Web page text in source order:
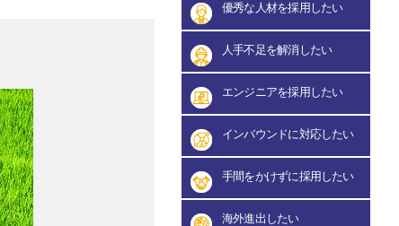
優秀な人材を採用したい
人手不足を解消したい
エンジニアを採用したい
インバウンドに対応したい
手間をかけずに採用したい
海外進出したい